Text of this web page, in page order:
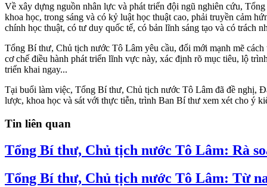
Về xây dựng nguồn nhân lực và phát triển đội ngũ nghiên cứu,
khoa học, trong sáng và có kỷ luật học thuật cao, phải truyền cảm
chính học thuật, có tư duy quốc tế, có bản lĩnh sáng tạo và có trách
Tổng Bí thư, Chủ tịch nước Tô Lâm yêu cầu, đổi mới mạnh mẽ
cơ chế điều hành phát triển lĩnh vực này, xác định rõ mục tiêu, lộ
triển khai ngay...
Tại buổi làm việc, Tổng Bí thư, Chủ tịch nước Tô Lâm đã đề nghị,
lược, khoa học và sát với thực tiễn, trình Ban Bí thư xem xét cho ý
Tin liên quan
Tổng Bí thư, Chủ tịch nước Tô Lâm: Rà
Tổng Bí thư, Chủ tịch nước Tô Lâm: Từ